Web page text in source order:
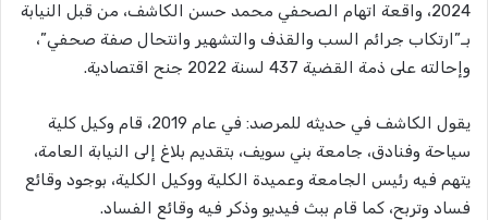
2024، واقعة اتهام الصحفي محمد حسن الكاشف، من قبل النيابة
بـ”ارتكاب جرائم السب والقذف والتشهير وانتحال صفة صحفي”،
وإحالته على ذمة القضية 437 لسنة 2022 جنح اقتصادية.
يقول الكاشف في حديثه للمرصد: في عام 2019، قام وكيل كلية
سياحة وفنادق، جامعة بني سويف، بتقديم بلاغ إلى النيابة العامة،
يتهم فيه رئيس الجامعة وعميدة الكلية ووكيل الكلية، بوجود وقائع
فساد وتربح، كما قام ببث فيديو وذكر فيه وقائع الفساد.